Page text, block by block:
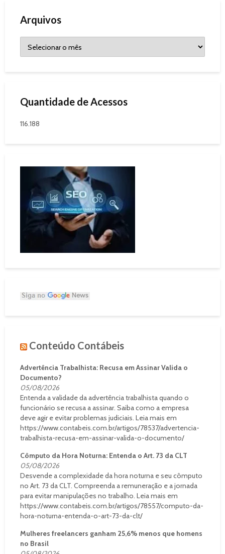
Arquivos
Quantidade de Acessos
116.188
Conteúdo Contábeis
Advertência Trabalhista: Recusa em Assinar Valida o
Documento?
05/08/2026
Entenda a validade da advertência trabalhista quando o
funcionário se recusa a assinar. Saiba como a empresa
deve agir e evitar problemas judiciais. Leia mais em
https://www.contabeis.com.br/artigos/78537/advertencia-
trabalhista-recusa-em-assinar-valida-o-documento/
Cômputo da Hora Noturna: Entenda o Art. 73 da CLT
05/08/2026
Desvende a complexidade da hora noturna e seu cômputo
no Art. 73 da CLT. Compreenda a remuneração e a jornada
para evitar manipulações no trabalho. Leia mais em
https://www.contabeis.com.br/artigos/78557/computo-da-
hora-noturna-entenda-o-art-73-da-clt/
Mulheres freelancers ganham 25,6% menos que homens
no Brasil